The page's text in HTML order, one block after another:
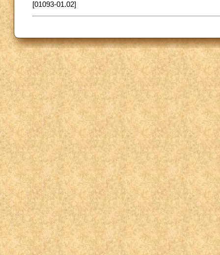
[01093-01.02]